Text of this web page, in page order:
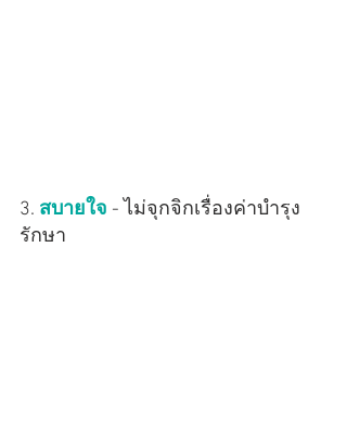
3. สบายใจ - ไม่จุกจิกเรื่องค่าบำรุง
รักษา